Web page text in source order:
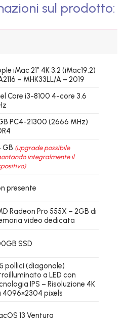
sul prodotto:
iMac 21″ 4K 3.2 (iMac19,2)
– MHK33LL/A – 2019
Core i3-8100 4-core 3.6
PC4-21300 (2666 MHz)
GB (upgrade possibile
integralmente il
presente
Radeon Pro 555X – 2GB di
video dedicata
SSD
pollici (diagonale)
a LED con
IPS – Risoluzione 4K
4096×2304 pixels
13 Ventura